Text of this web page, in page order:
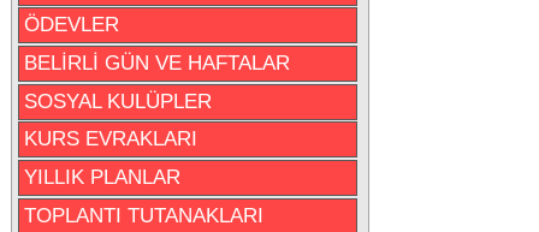
ÖDEVLER
BELİRLİ GÜN VE HAFTALAR
SOSYAL KULÜPLER
KURS EVRAKLARI
YILLIK PLANLAR
TOPLANTI TUTANAKLARI